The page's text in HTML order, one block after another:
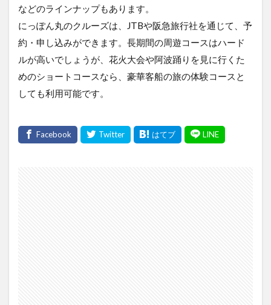
などのラインナップもあります。
にっぽん丸のクルーズは、JTBや阪急旅行社を通じて、予
約・申し込みができます。長期間の周遊コースはハード
ルが高いでしょうが、花火大会や阿波踊りを見に行くた
めのショートコースなら、豪華客船の旅の体験コースと
しても利用可能です。